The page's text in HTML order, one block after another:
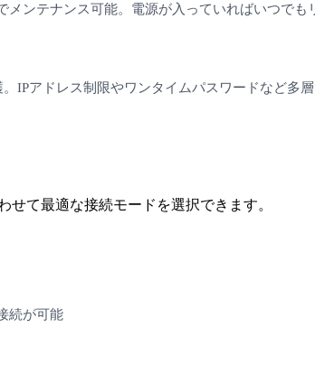
ンテナンス可能。電源が入っていればいつでも
IPアドレス制限やワンタイムパスワードなど多
て最適な接続モードを選択できます。
続が可能